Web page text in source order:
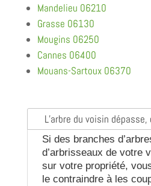
Mandelieu 06210
Grasse 06130
Mougins 06250
Cannes 06400
Mouans-Sartoux 06370
L’arbre du voisin
Si des branches
d’arbrisseaux de votre
sur votre propriété,
le contraindre à les